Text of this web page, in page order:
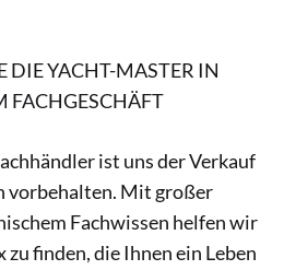
DIE YACHT-MASTER IN
FACHGESCHÄFT
ist uns der Verkauf
vorbehalten. Mit großer
Fachwissen helfen wir
zu finden, die Ihnen ein Leben